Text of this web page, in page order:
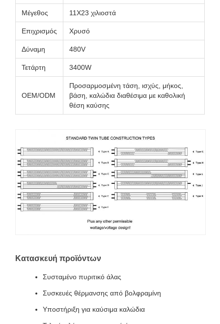
Μέγεθος 11X23 χιλιοστά
Επιχρισμός Χρυσό
Δύναμη 480V
Τετάρτη 3400W
OEM/ODM
Προσαρμοσμένη τάση, ισχύς, μήκος,
βάση, καλώδια διαθέσιμα με καθολική
θέση καύσης
Κατασκευή προϊόντων
Συσταμένο πυριτικό άλας
Συσκευές θέρμανσης από βολφραμίνη
Υποστήριξη για καύσιμα καλώδια